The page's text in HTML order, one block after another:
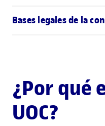
Bases legales de la
¿Por qué
UOC?